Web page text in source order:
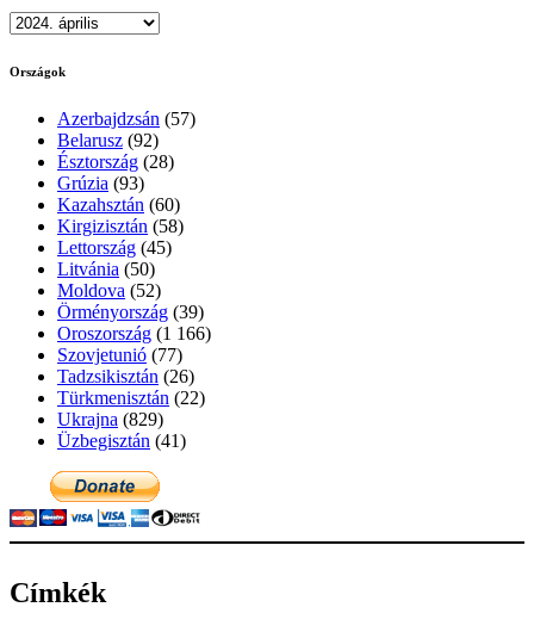
Archívum
Országok
Azerbajdzsán (57)
Belarusz (92)
Észtország (28)
Grúzia (93)
Kazahsztán (60)
Kirgizisztán (58)
Lettország (45)
Litvánia (50)
Moldova (52)
Örményország (39)
Oroszország (1 166)
Szovjetunió (77)
Tadzsikisztán (26)
Türkmenisztán (22)
Ukrajna (829)
Üzbegisztán (41)
Címkék